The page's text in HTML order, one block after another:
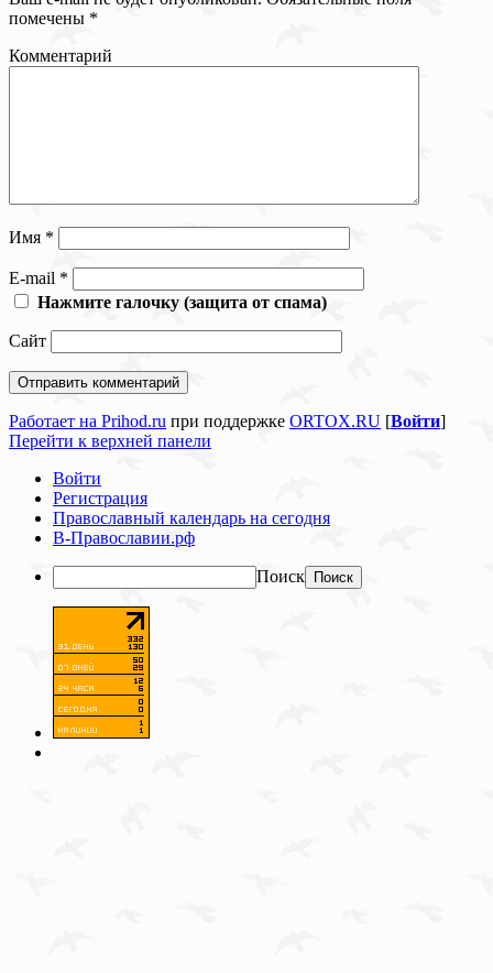
помечены *
Комментарий
Имя *
E-mail *
Нажмите галочку (защита от спама)
Сайт
Работает на Prihod.ru при поддержке ORTOX.RU [Войти]
Перейти к верхней панели
Войти
Регистрация
Православный календарь на сегодня
В-Православии.рф
Поиск